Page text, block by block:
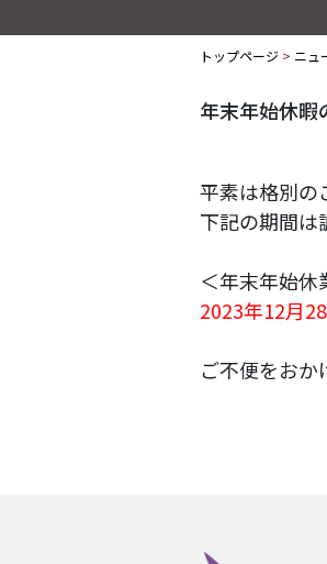
トップページ > ニュ
年末年始休暇
平素は格別の
下記の期間は
＜年末年始休
2023年12月
ご不便をおか